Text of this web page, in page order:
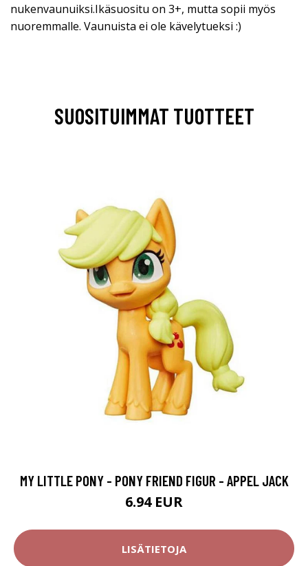
nukenvaunuiksi.Ikäsuositu on 3+, mutta sopii myös
nuoremmalle. Vaunuista ei ole kävelytueksi :)
SUOSITUIMMAT TUOTTEET
MY LITTLE PONY - PONY FRIEND FIGUR - APPEL JACK
6.94 EUR
LISÄTIETOJA